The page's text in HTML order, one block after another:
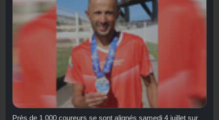
Près de 1 000 coureurs se sont alignés samedi 4 juillet sur